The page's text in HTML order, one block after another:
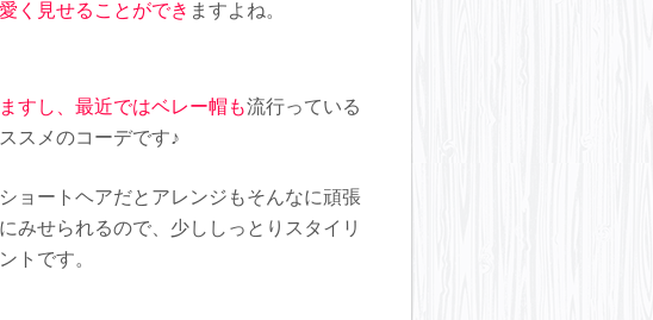
く見せることができ ますよね。
すし、最近ではベレー帽も流行っている
スメのコーデです♪
ョートヘアだとアレンジもそんなに頑張
みせられるので、少ししっとりスタイリ
トです。